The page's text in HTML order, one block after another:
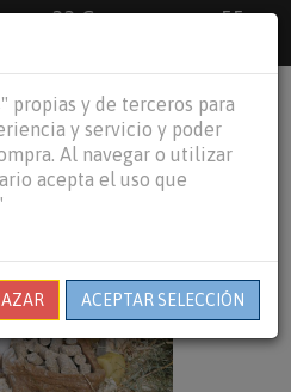
33 €
55
person shopping_cart
propias y de terceros para
y servicio y poder
Al navegar o utilizar
acepta el uso que
ACEPTAR SELECCIÓN